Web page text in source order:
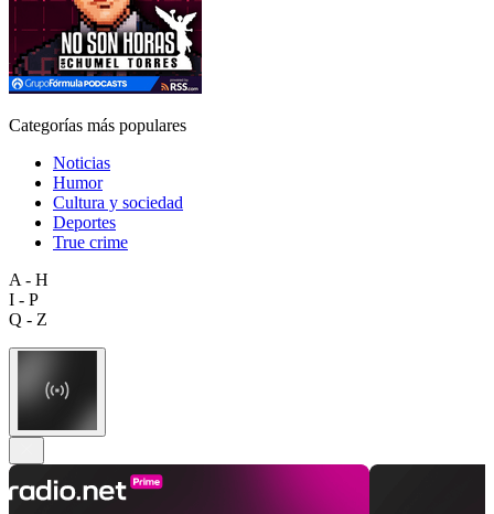
Categorías más populares
Noticias
Humor
Cultura y sociedad
Deportes
True crime
A - H
I - P
Q - Z